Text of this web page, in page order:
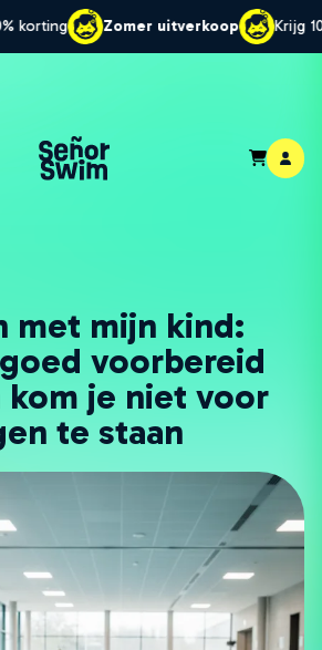
Zomer uitverkoop Krijg 10%
met mijn kind:
voorbereid
kom je niet voor
te staan